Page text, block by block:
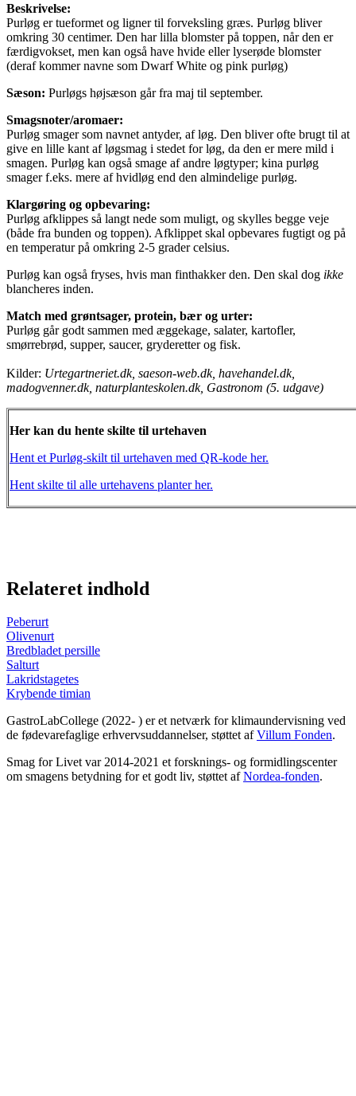
Beskrivelse:
Purløg er tueformet og ligner til forveksling græs. Purløg bliver
omkring 30 centimer. Den har lilla blomster på toppen, når den er
færdigvokset, men kan også have hvide eller lyserøde blomster
(deraf kommer navne som Dwarf White og pink purløg)
Sæson: Purløgs højsæson går fra maj til september.
Smagsnoter/aromaer:
Purløg smager som navnet antyder, af løg. Den bliver ofte brugt til at
give en lille kant af løgsmag i stedet for løg, da den er mere mild i
smagen. Purløg kan også smage af andre løgtyper; kina purløg
smager f.eks. mere af hvidløg end den almindelige purløg.
Klargøring og opbevaring:
Purløg afklippes så langt nede som muligt, og skylles begge veje
(både fra bunden og toppen). Afklippet skal opbevares fugtigt og på
en temperatur på omkring 2-5 grader celsius.
Purløg kan også fryses, hvis man finthakker den. Den skal dog ikke
blancheres inden.
Match med grøntsager, protein, bær og urter:
Purløg går godt sammen med æggekage, salater, kartofler,
smørrebrød, supper, saucer, gryderetter og fisk.
Kilder: Urtegartneriet.dk, saeson-web.dk, havehandel.dk,
madogvenner.dk, naturplanteskolen.dk, Gastronom (5. udgave)
Her kan du hente skilte til urtehaven
Hent et Purløg-skilt til urtehaven med QR-kode her.
Hent skilte til alle urtehavens planter her.
Relateret indhold
Peberurt
Olivenurt
Bredbladet persille
Salturt
Lakridstagetes
Krybende timian
GastroLabCollege (2022- ) er et netværk for klimaundervisning ved
de fødevarefaglige erhvervsuddannelser, støttet afVillum Fonden.
Smag for Livet var 2014-2021 et forsknings- og formidlingscenter
om smagens betydning for et godt liv, støttet afNordea-fonden.